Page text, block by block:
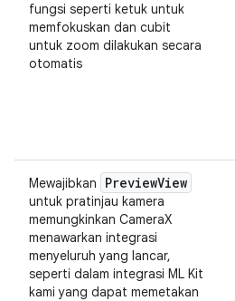
fungsi seperti ketuk untuk
memfokuskan dan cubit
untuk zoom dilakukan secara
otomatis
Mewajibkan PreviewView
untuk pratinjau kamera
memungkinkan CameraX
menawarkan integrasi
menyeluruh yang lancar,
seperti dalam integrasi ML Kit
kami yang dapat memetakan